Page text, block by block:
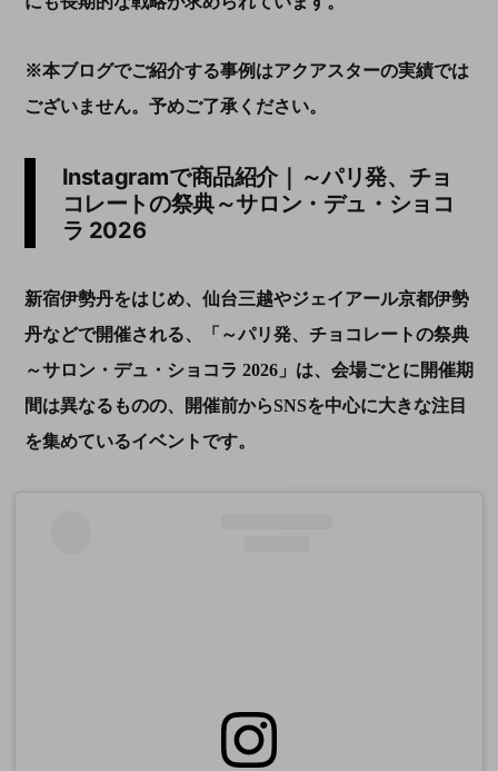
※本ブログでご紹介する事例はアクアスターの実績では
ございません。予めご了承ください。
Instagramで商品紹介｜～パリ発、チョ
コレートの祭典～サロン・デュ・ショコ
ラ 2026
新宿伊勢丹をはじめ、仙台三越やジェイアール京都伊勢
丹などで開催される、「～パリ発、チョコレートの祭典
～サロン・デュ・ショコラ 2026」は、会場ごとに開催期
間は異なるものの、開催前からSNSを中心に大きな注目
を集めているイベントです。